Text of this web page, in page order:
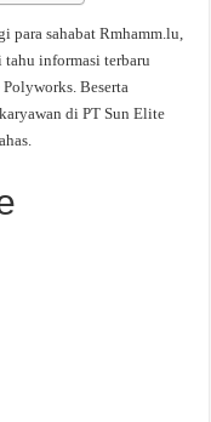
para sahabat Rmhamm.lu,
tahu informasi terbaru
Beserta
di PT Sun Elite